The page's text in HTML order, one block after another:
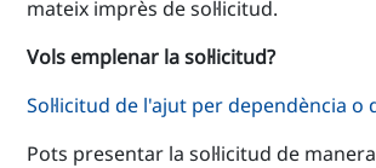
mateix imprès de sol·licitud.
Vols emplenar la sol·licitud?
Sol·licitud de l'ajut per dependència o
Pots presentar la sol·licitud de